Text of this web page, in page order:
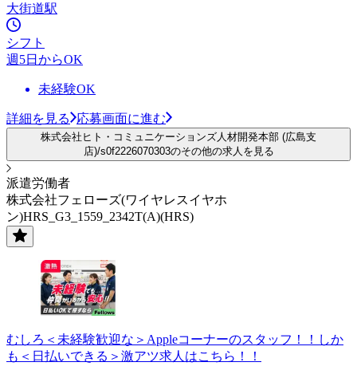
大街道駅
シフト
週5日からOK
未経験OK
詳細を見る 応募画面に進む
株式会社ヒト・コミュニケーションズ人材開発本部 (広島支
店)/s0f2226070303のその他の求人を見る
派遣労働者
株式会社フェローズ(ワイヤレスイヤホ
ン)HRS_G3_1559_2342T(A)(HRS)
むしろ＜未経験歓迎な＞Appleコーナーのスタッフ！！しか
も＜日払いできる＞激アツ求人はこちら！！